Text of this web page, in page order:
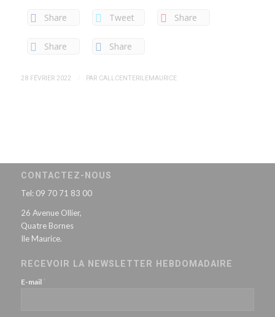
Share Tweet Share
Share Share
28 FÉVRIER 2022 PAR CALLCENTERILEMAURICE
CONTACTEZ-NOUS
Tel: 09 70 71 83 00
26 Avenue Ollier,
Quatre Bornes
Ile Maurice.
RECEVOIR LA NEWSLETTER HEBDOMADAIRE
E-mail